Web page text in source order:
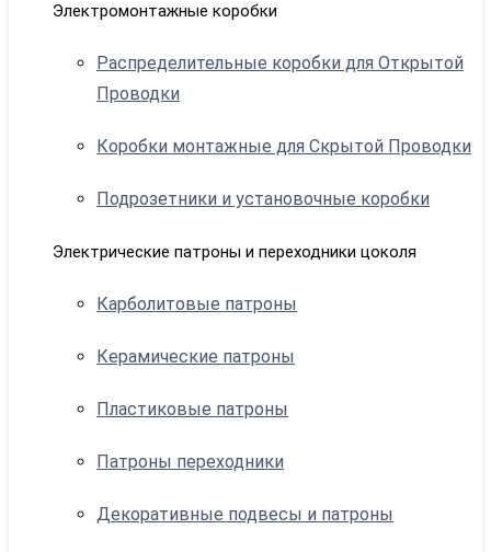
Электромонтажные коробки
Распределительные коробки для Открытой
Проводки
Коробки монтажные для Скрытой Проводки
Подрозетники и установочные коробки
Электрические патроны и переходники цоколя
Карболитовые патроны
Керамические патроны
Пластиковые патроны
Патроны переходники
Декоративные подвесы и патроны